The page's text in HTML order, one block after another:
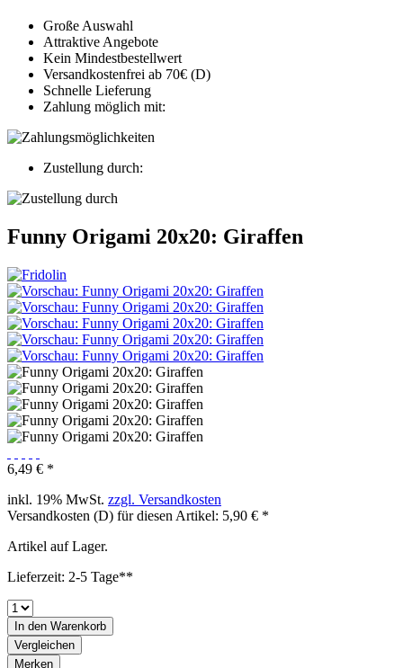
Große Auswahl
Attraktive Angebote
Kein Mindestbestellwert
Versandkostenfrei ab 70€ (D)
Schnelle Lieferung
Zahlung möglich mit:
Zustellung durch:
Funny Origami 20x20: Giraffen
6,49 € *
inkl. 19% MwSt. zzgl. Versandkosten
Versandkosten (D) für diesen Artikel: 5,90 € *
Artikel auf Lager.
Lieferzeit: 2-5 Tage**
In den Warenkorb
Vergleichen
Merken